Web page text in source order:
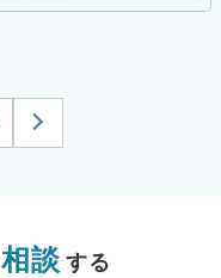
相談 する